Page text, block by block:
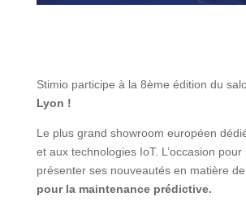
Stimio participe à la 8ème édition du
Lyon !
Le plus grand showroom européen
et aux technologies IoT. L’occasion pour
présenter ses nouveautés en matière de
pour la maintenance prédictive.